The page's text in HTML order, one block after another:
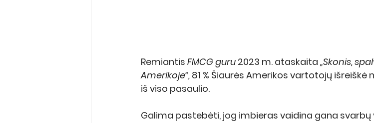
Remiantis FMCG guru 2023 m. ataskaita „Skonis,
Amerikoje“, 81 % Šiaurės Amerikos vartotojų
iš viso pasaulio.
Galima pastebėti, jog imbieras vaidina gana